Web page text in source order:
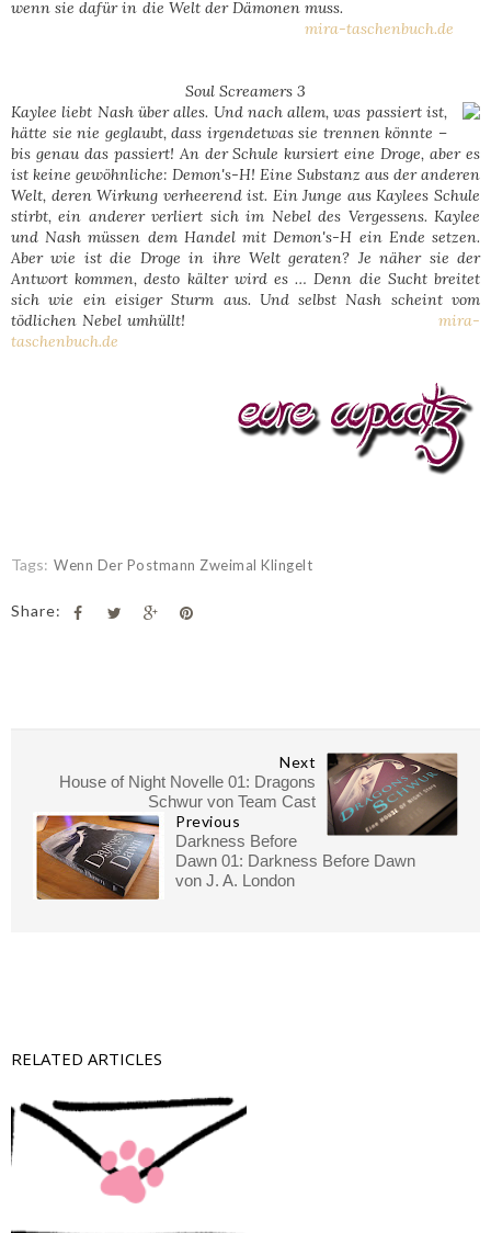
wenn sie dafür in die Welt der Dämonen muss.
mira-taschenbuch.de
Soul Screamers 3
Kaylee liebt Nash über alles. Und nach allem, was passiert ist,
hätte sie nie geglaubt, dass irgendetwas sie trennen könnte –
bis genau das passiert! An der Schule kursiert eine Droge, aber es
ist keine gewöhnliche: Demon's-H! Eine Substanz aus der anderen
Welt, deren Wirkung verheerend ist. Ein Junge aus Kaylees Schule
stirbt, ein anderer verliert sich im Nebel des Vergessens. Kaylee
und Nash müssen dem Handel mit Demon's-H ein Ende setzen.
Aber wie ist die Droge in ihre Welt geraten? Je näher sie der
Antwort kommen, desto kälter wird es … Denn die Sucht breitet
sich wie ein eisiger Sturm aus. Und selbst Nash scheint vom
tödlichen Nebel umhüllt! mira-
taschenbuch.de
Tags: Wenn Der Postmann Zweimal Klingelt
Share:
Next
House of Night Novelle 01: Dragons
Schwur von Team Cast
Previous
Darkness Before
Dawn 01: Darkness Before Dawn
von J. A. London
RELATED ARTICLES